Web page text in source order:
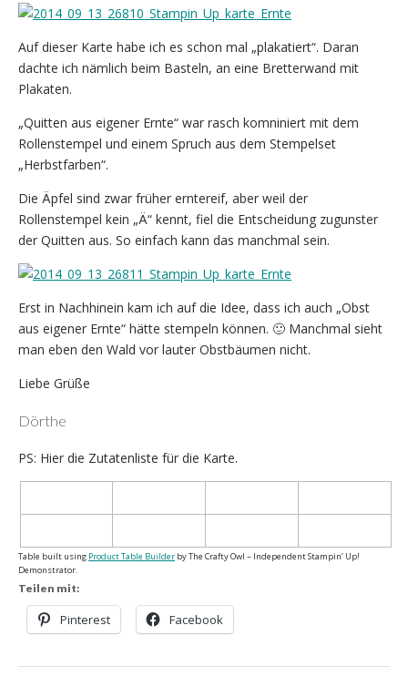
Auf dieser Karte habe ich es schon mal „plakatiert“. Daran
dachte ich nämlich beim Basteln, an eine Bretterwand mit
Plakaten.
„Quitten aus eigener Ernte“ war rasch komniniert mit dem
Rollenstempel und einem Spruch aus dem Stempelset
„Herbstfarben“.
Die Äpfel sind zwar früher erntereif, aber weil der
Rollenstempel kein „Ä“ kennt, fiel die Entscheidung zugunster
der Quitten aus. So einfach kann das manchmal sein.
Erst in Nachhinein kam ich auf die Idee, dass ich auch „Obst
aus eigener Ernte“ hätte stempeln können. 🙂 Manchmal sieht
man eben den Wald vor lauter Obstbäumen nicht.
Liebe Grüße
Dörthe
PS: Hier die Zutatenliste für die Karte.
Table built using Product Table Builder by The Crafty Owl – Independent Stampin‘ Up!
Demonstrator.
Teilen mit:
Pinterest Facebook